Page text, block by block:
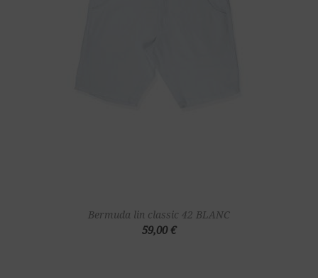
Bermuda lin classic 42 BLANC
59,00 €